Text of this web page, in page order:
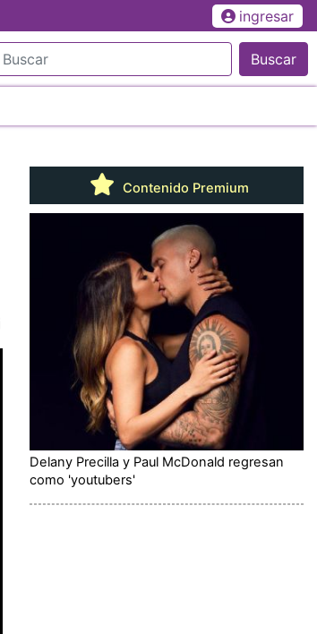
ingresar
Buscar
Contenido Premium
Delany Precilla y Paul McDonald regresan
como 'youtubers'